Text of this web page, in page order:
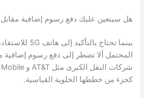
هل سيتعين عليك دفع رسوم إضافية مقابل 5G؟
كجزء من خططها الخلوية القياسية.